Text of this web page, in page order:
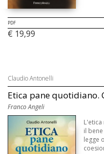
PDF
€ 19,99
Claudio Antonelli
Etica pane quotidiano.
Franco Angeli
il
legge